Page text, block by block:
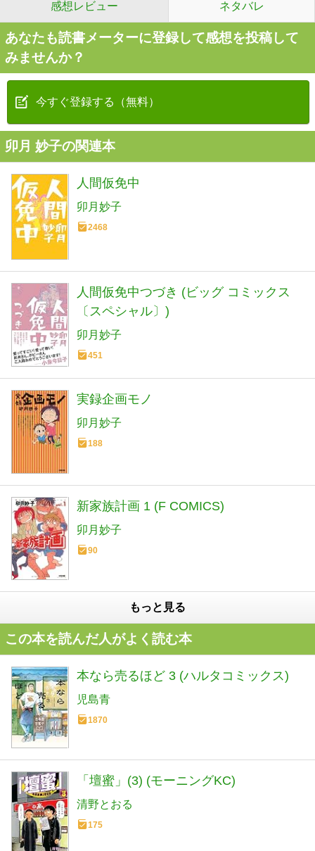
感想レビュー ネタバレ
あなたも読書メーターに登録して感想を投稿して
みませんか？
今すぐ登録する（無料）
卯月 妙子の関連本
人間仮免中
卯月妙子
2468
人間仮免中つづき (ビッグ コミックス
〔スペシャル〕)
卯月妙子
451
実録企画モノ
卯月妙子
188
新家族計画 1 (F COMICS)
卯月妙子
90
もっと見る
この本を読んだ人がよく読む本
本なら売るほど 3 (ハルタコミックス)
児島青
1870
「壇蜜」(3) (モーニングKC)
清野とおる
175